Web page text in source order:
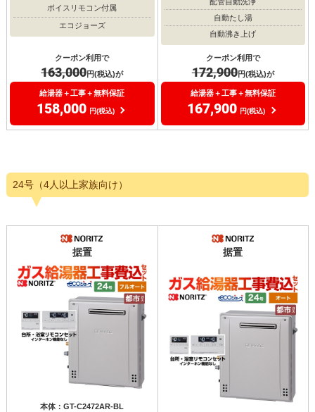
ボイスリモコン付属
エコジョーズ
クーポン利用で
163,000円(税込)が
給湯器＋工事＋無料保証
158,000 円(税込)
自動たし湯
自動沸き上げ
クーポン利用で
172,900円(税込)が
給湯器＋工事＋無料保証
167,900 円(税込)
24号（4人以上家族向け）
据置
本体：GT-C2472AR-BL
据置